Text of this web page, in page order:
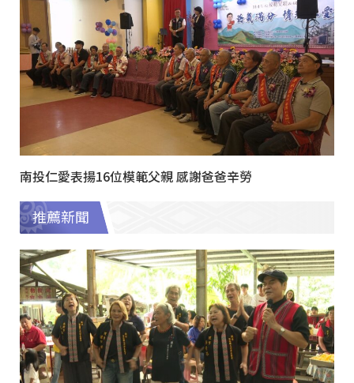
南投仁愛表揚16位模範父親 感謝爸爸辛勞
推薦新聞